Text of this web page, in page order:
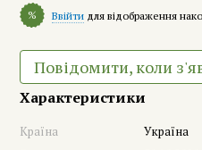
% Ввійти для відображення
Повідомити, коли
Характеристики
Країна
Україна